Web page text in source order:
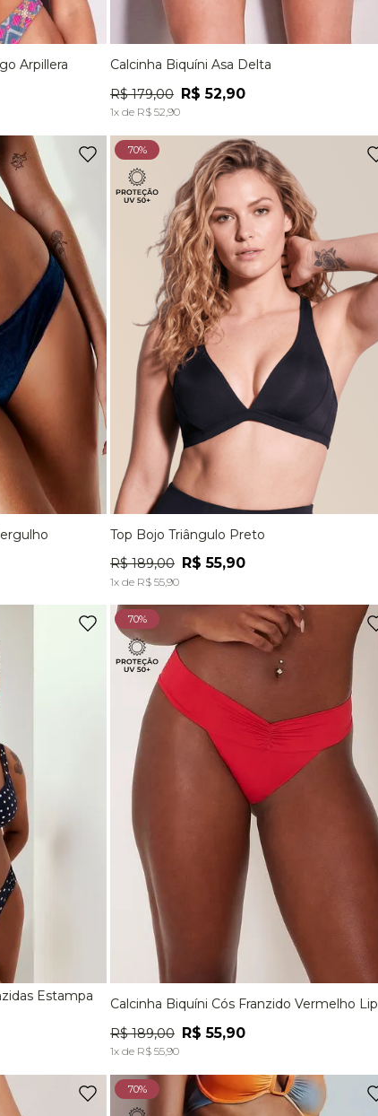
G
Arpillera
P M
ADICIONAR À SACOLA
Calcinha Biquíni Asa Delta
R$ 179,00 R$ 52,90
1x de R$ 52,90
G
70%
P M
ADICIONAR À SACOLA
Top Bojo Triângulo Preto
R$ 189,00 R$ 55,90
1x de R$ 55,90
70%
G
M
P EG
ADICIONAR À SACOLA
Calcinha Biquíni Cós Franzido Vermelho Lip
R$ 189,00 R$ 55,90
1x de R$ 55,90
70%